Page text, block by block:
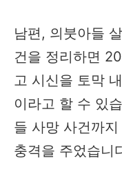
남편, 의붓아들
건을 정리하면
고 시신을 토막
이라고 할 수 있
들 사망 사건까
충격을 주었습니